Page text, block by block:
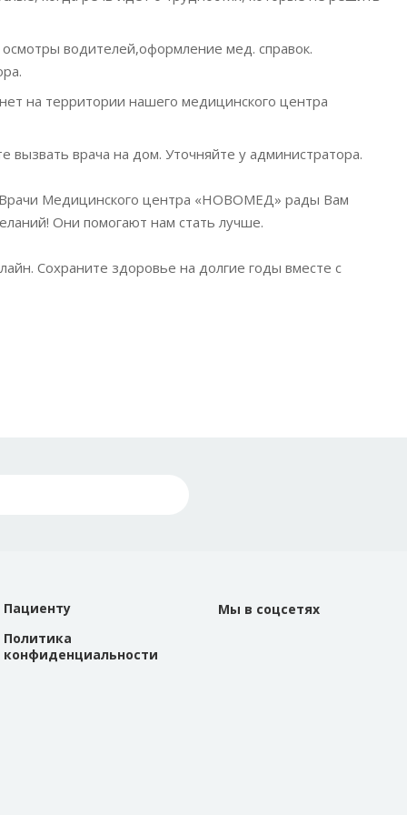
водителей,оформление мед. справок.
на территории нашего медицинского центра
врача на дом. Уточняйте у администратора.
Врачи Медицинского центра «НОВОМЕД» рады Вам
Они помогают нам стать лучше.
Сохраните здоровье на долгие годы вместе с
Пациенту
Политика
конфиденциальности
Мы в соцсетях